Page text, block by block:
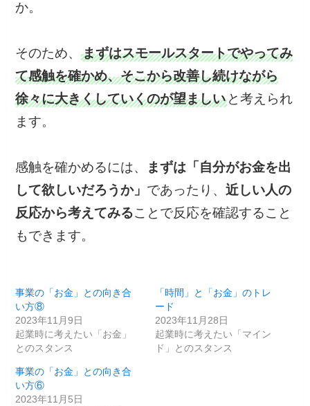
か。
そのため、まずはスモールスタートでやってみ
て感触を確かめ、そこから改善し続けながら
徐々に大きくしていくのが望ましい と考えられ
ます。
感触を確かめるには、
まずは「自分がお金を出
して欲しいだろうか」 であったり、近しい人の
反応から考えてみることで反応を確認すること
もできます。
事業の「お金」との向き合
い方⑧
2023年11月9日
起業時に考えたい「お金」
とのスタンス
「時間」と「お金」のトレ
ード
2023年11月28日
起業時に考えたい「マイン
ド」とのスタンス
事業の「お金」との向き合
い方⑥
2023年11月5日